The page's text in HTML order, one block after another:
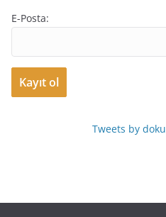
E-Posta:
Tweets by